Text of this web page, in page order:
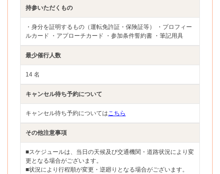
持参いただくもの
・身分を証明するもの（運転免許証・保険証等） ・プロフィー
ルカード ・アプローチカード ・参加条件誓約書 ・筆記用具
最少催行人数
14 名
キャンセル待ち予約について
キャンセル待ち予約についてはこちら
その他注意事項
■スケジュールは、当日の天候及び交通機関・道路状況により変
更となる場合がございます。
■状況により行程順が変更・逆廻りとなる場合がございます。